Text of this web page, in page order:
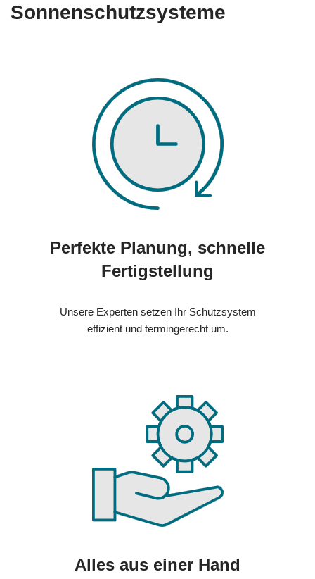
Sonnenschutzsysteme
Perfekte Planung, schnelle
Fertigstellung
Unsere Experten setzen Ihr Schutzsystem
effizient und termingerecht um.
Alles aus einer Hand